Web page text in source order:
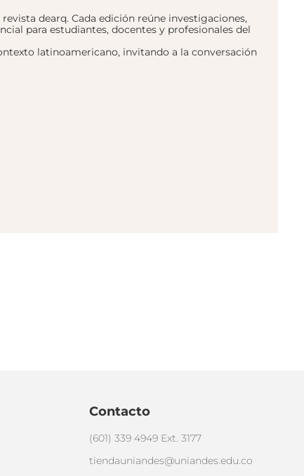
dearq. Cada edición reúne investigaciones,
para estudiantes, docentes y profesionales del
latinoamericano, invitando a la conversación
Contacto
(601) 339 4949 Ext. 3177
tiendauniandes@uniandes.edu.co